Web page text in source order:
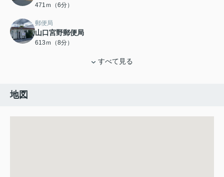
471ｍ（6分）
郵便局
山口宮野郵便局
613ｍ（8分）
すべて見る
地図